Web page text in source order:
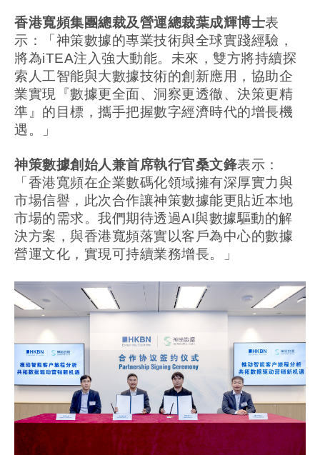
香港寬頻集團總裁及營運總裁葉成輝博士表
示：「神策數據的專業技術與全球實踐經驗，
將為iTEA注入強大動能。未來，雙方將持續探
索人工智能與大數據技術的創新應用，協助企
業實現『數據更全面、洞察更透徹、決策更精
準』的目標，攜手把握數字經濟時代的增長機
遇。」
神策數據創始人兼首席執行官桑文鋒表示：
「香港寬頻在企業數碼化領域擁有深厚實力與
市場信譽，此次合作讓神策數據能更貼近本地
市場的需求。我們期待透過AI與數據驅動的解
決方案，與香港寬頻落實以客戶為中心的數據
營運文化，實現可持續業務增長。」